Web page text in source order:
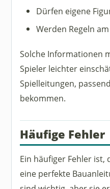
Dürfen eigene
Werden Regeln
Solche Informationen
Spieler leichter
Spielleitungen,
bekommen.
Häufige Fehler
Ein häufiger Fehler ist,
eine perfekte